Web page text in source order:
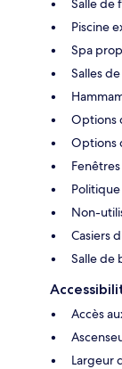
Salle de
Piscine
Spa
Salles
Options
Options
Non-
Casiers
Salle de
Accès
Largeur